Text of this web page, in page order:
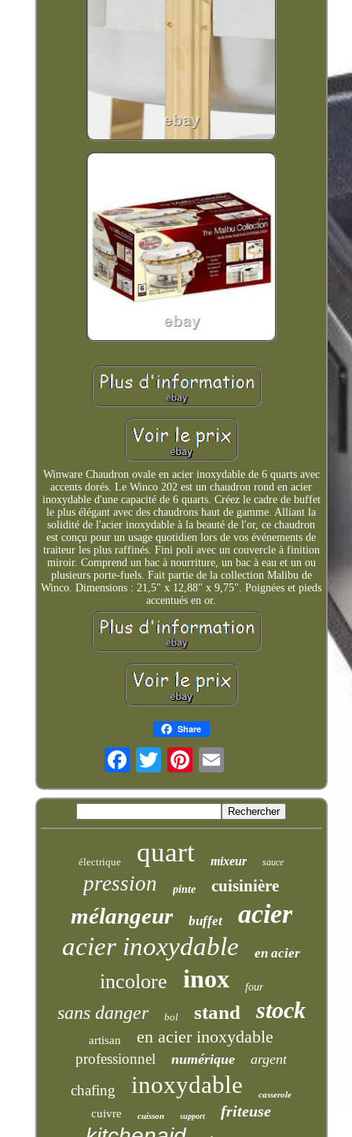
Winware Chaudron ovale en acier inoxydable de 6 quarts avec
accents dorés. Le Winco 202 est un chaudron rond en acier
inoxydable d'une capacité de 6 quarts. Créez le cadre de buffet
le plus élégant avec des chaudrons haut de gamme. Alliant la
solidité de l'acier inoxydable à la beauté de l'or, ce chaudron
est conçu pour un usage quotidien lors de vos événements de
traiteur les plus raffinés. Fini poli avec un couvercle à finition
miroir. Comprend un bac à nourriture, un bac à eau et un ou
plusieurs porte-fuels. Fait partie de la collection Malibu de
Winco. Dimensions : 21,5" x 12,88" x 9,75". Poignées et pieds
accentués en or.
Share
électrique quart mixeur sauce
pression pinte cuisinière
mélangeur buffet acier
acier inoxydable en acier
incolore inox four
sans danger bol stand stock
artisan en acier inoxydable
professionnel numérique argent
chafing inoxydable casserole
cuivre cuisson support friteuse